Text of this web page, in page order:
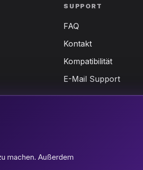
machen. Außerdem
SUPPORT
FAQ
Kontakt
Kompatibilität
E-Mail Support